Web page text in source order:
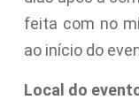
feita com no
ao início do
Local do